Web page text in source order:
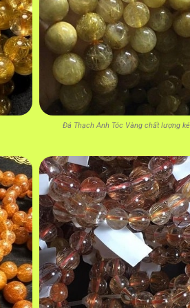
Đá Thạch Anh Tóc Vàng chất lượng